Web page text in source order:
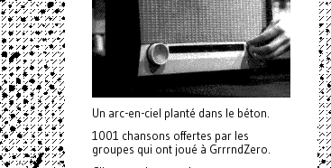
Un arc-en-ciel planté dans le béton.
1001 chansons offertes par les
groupes qui ont joué à GrrrndZero.